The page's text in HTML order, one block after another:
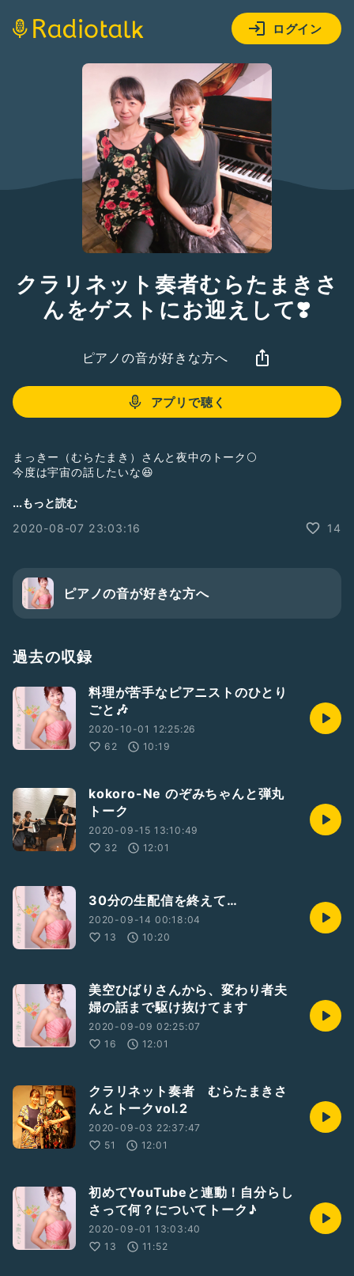
ログイン
クラリネット奏者むらたまきさ
んをゲストにお迎えして❣️
ピアノの音が好きな方へ
アプリで聴く
まっきー（むらたまき）さんと夜中のトーク🌕
今度は宇宙の話したいな😆
♦️まっきーYouTubeチャンネル
r0EpdkbA
👏Little Etude/大和田真由
https://youtu.be/-j-QyvMdSog
https://youtu.be/04s_kOTHtgY
#クラシック
#わたしの自慢の友人
#インドアのすすめ
#ピアノ
#演奏者
#ゲストと一緒に配信
#晩酌中
...もっと読む
2020-08-07 23:03:16
14
ピアノの音が好きな方へ
過去の収録
料理が苦手なピアニストのひとり
ごと🎶
2020-10-01 12:25:26
62
10:19
kokoro-Ne のぞみちゃんと弾丸
トーク
2020-09-15 13:10:49
32
12:01
30分の生配信を終えて…
2020-09-14 00:18:04
13
10:20
美空ひばりさんから、変わり者夫
婦の話まで駆け抜けてます
2020-09-09 02:25:07
16
12:01
クラリネット奏者 むらたまきさ
んとトークvol.2
2020-09-03 22:37:47
51
12:01
初めてYouTubeと連動！自分らし
さって何？についてトーク♪
2020-09-01 13:03:40
13
11:52